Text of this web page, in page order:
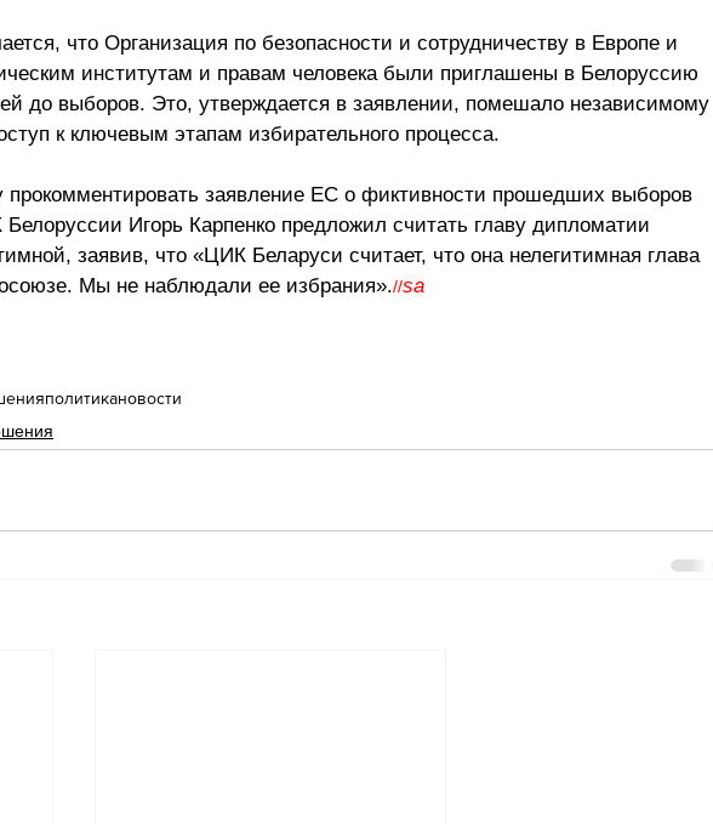
что Организация по безопасности и сотрудничеству в Европе и
институтам и правам человека были приглашены в Белоруссию
до выборов. Это, утверждается в заявлении, помешало независимому
к ключевым этапам избирательного процесса.
прокомментировать заявление ЕС о фиктивности прошедших выборов
Игорь Карпенко предложил считать главу дипломатии
заявив, что «ЦИК Беларуси считает, что она нелегитимная глава
Мы не наблюдали ее избрания».//sa
политикановости